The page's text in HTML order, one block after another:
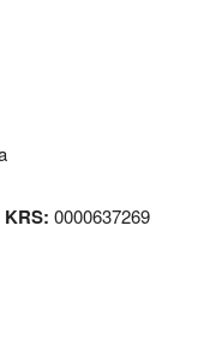
KRS: 0000637269